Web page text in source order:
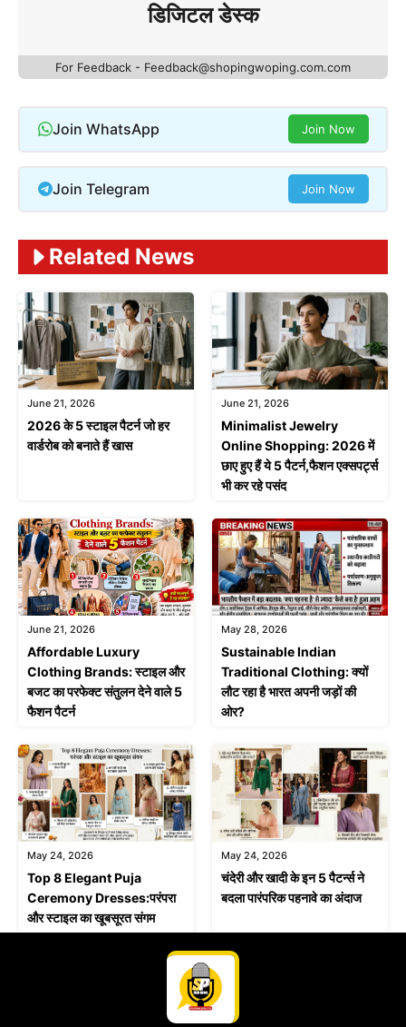
डिजिटल डेस्क
For Feedback - Feedback@shopingwoping.com.com
Join WhatsApp Join Now
Join Telegram Join Now
Related News
June 21, 2026
2026 के 5 स्टाइल पैटर्न जो हर
वार्डरोब को बनाते हैं खास
June 21, 2026
Minimalist Jewelry
Online Shopping: 2026 में
छाए हुए हैं ये 5 पैटर्न,फैशन एक्सपर्ट्स
भी कर रहे पसंद
June 21, 2026
Affordable Luxury
Clothing Brands: स्टाइल और
बजट का परफेक्ट संतुलन देने वाले 5
फैशन पैटर्न
May 28, 2026
Sustainable Indian
Traditional Clothing: क्यों
लौट रहा है भारत अपनी जड़ों की
ओर?
May 24, 2026
Top 8 Elegant Puja
Ceremony Dresses:परंपरा
और स्टाइल का खूबसूरत संगम
May 24, 2026
चंदेरी और खादी के इन 5 पैटर्न्स ने
बदला पारंपरिक पहनावे का अंदाज